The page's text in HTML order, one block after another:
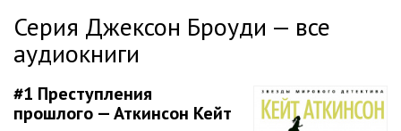
Серия Джексон Броуди — все
аудиокниги
#1 Преступления
прошлого — Аткинсон Кейт